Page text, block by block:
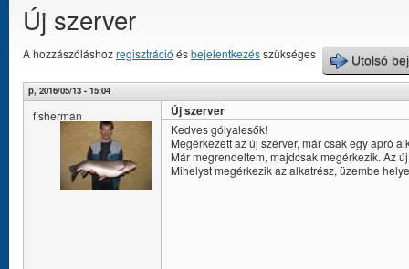
Új szerver
A hozzászóláshozregisztráció ésbejelentkezésszükséges Utolsó
p, 2016/05/13 - 15:04
fisherman Új szerver
Kedves gólyalesők!
Megérkezett az új szerver, már csak egy apró
Már megrendeltem, majdcsak megérkezik. Az
Mihelyst megérkezik az alkatrész, üzembe